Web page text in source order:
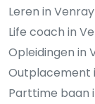
Leren in Venray
Life coach in
Opleidingen in
Outplacement
Parttime baan